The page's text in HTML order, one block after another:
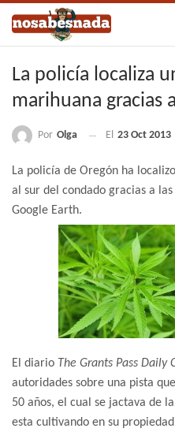
La policía localiza
marihuana gracias
Por Olga El 23 Oct 2013
La policía de Oregón ha
al sur del condado gracias a
Google Earth.
El diario The Grants Pass Daily
autoridades sobre una pista
50 años, el cual se jactava de
esta cultivando en su